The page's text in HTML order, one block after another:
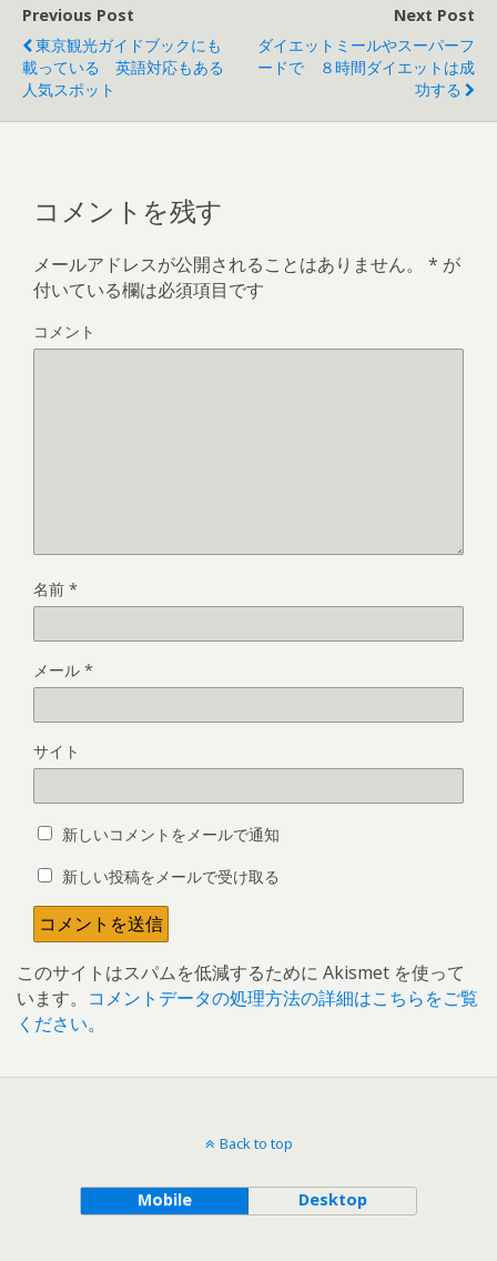
で
開
き
ま
す
)
Previous Post
東京観光ガイドブックにも
載っている 英語対応もある
人気スポット
Next Post
ダイエットミールやスーパーフ
ードで ８時間ダイエットは成
功する
コメントを残す
メールアドレスが公開されることはありません。 * が
付いている欄は必須項目です
コメント
名前 *
メール *
サイト
新しいコメントをメールで通知
新しい投稿をメールで受け取る
このサイトはスパムを低減するために Akismet を使って
います。 コメントデータの処理方法の詳細はこちらをご覧
ください。
Back to top
Mobile Desktop